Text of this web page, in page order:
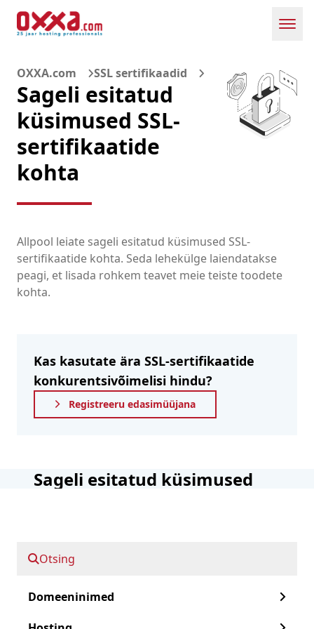
Domeeninimed
Otsing
OXXA.com SSL sertifikaadid
Sageli esitatud
küsimused SSL-
sertifikaatide
kohta
Allpool leiate sageli esitatud küsimused SSL-
sertifikaatide kohta. Seda lehekülge laiendatakse
peagi, et lisada rohkem teavet meie teiste toodete
kohta.
Kas kasutate ära SSL-sertifikaatide
konkurentsivõimelisi hindu?
Registreeru edasimüüjana
Sageli esitatud küsimused
sertifikaadis?